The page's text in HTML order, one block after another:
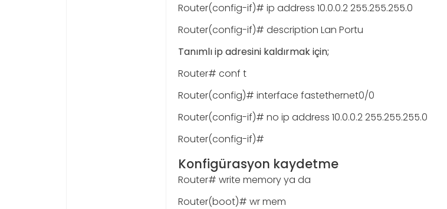
Router(config-if)# ip address 10.0.0.2 255.255.255.0
Router(config-if)# description Lan Portu
Tanımlı ip adresini kaldırmak için;
Router# conf t
Router(config)# interface fastethernet0/0
Router(config-if)# no ip address 10.0.0.2 255.255.255.0
Router(config-if)#
Konfigürasyon kaydetme
Router# write memory ya da
Router(boot)# wr mem